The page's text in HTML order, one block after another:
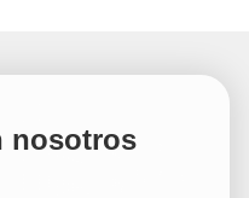
nosotros